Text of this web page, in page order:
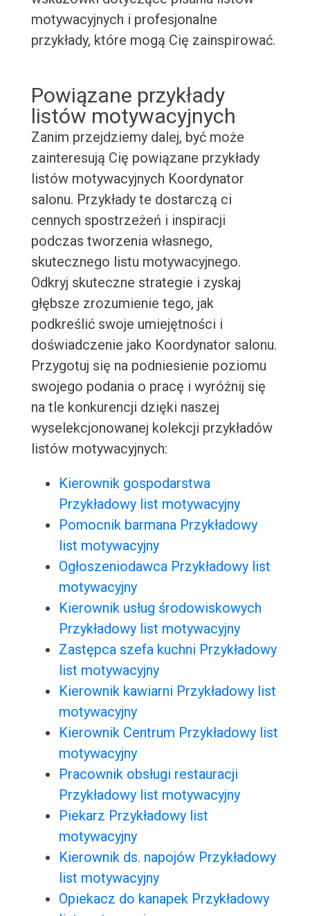
motywacyjnych i profesjonalne
przykłady, które mogą Cię zainspirować.
Powiązane przykłady
listów motywacyjnych
Zanim przejdziemy dalej, być może
zainteresują Cię powiązane przykłady
listów motywacyjnych Koordynator
salonu. Przykłady te dostarczą ci
cennych spostrzeżeń i inspiracji
podczas tworzenia własnego,
skutecznego listu motywacyjnego.
Odkryj skuteczne strategie i zyskaj
głębsze zrozumienie tego, jak
podkreślić swoje umiejętności i
doświadczenie jako Koordynator salonu.
Przygotuj się na podniesienie poziomu
swojego podania o pracę i wyróżnij się
na tle konkurencji dzięki naszej
wyselekcjonowanej kolekcji przykładów
listów motywacyjnych:
Kierownik gospodarstwa
Przykładowy list motywacyjny
Pomocnik barmana Przykładowy
list motywacyjny
Ogłoszeniodawca Przykładowy list
motywacyjny
Kierownik usług środowiskowych
Przykładowy list motywacyjny
Zastępca szefa kuchni Przykładowy
list motywacyjny
Kierownik kawiarni Przykładowy list
motywacyjny
Kierownik Centrum Przykładowy list
motywacyjny
Pracownik obsługi restauracji
Przykładowy list motywacyjny
Piekarz Przykładowy list
motywacyjny
Kierownik ds. napojów Przykładowy
list motywacyjny
Opiekacz do kanapek Przykładowy